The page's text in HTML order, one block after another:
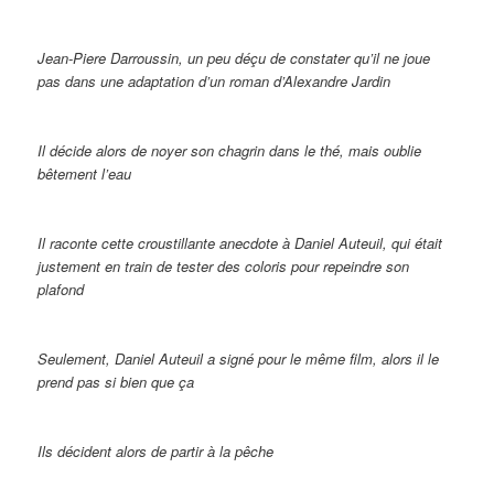
Jean-Piere Darroussin, un peu déçu de constater qu’il ne joue
pas dans une adaptation d’un roman d’Alexandre Jardin
Il décide alors de noyer son chagrin dans le thé, mais oublie
bêtement l’eau
Il raconte cette croustillante anecdote à Daniel Auteuil, qui était
justement en train de tester des coloris pour repeindre son
plafond
Seulement, Daniel Auteuil a signé pour le même film, alors il le
prend pas si bien que ça
Ils décident alors de partir à la pêche